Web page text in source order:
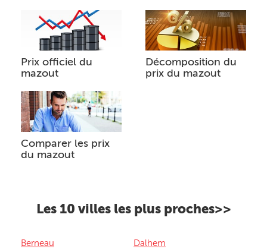
Prix officiel du
mazout
Décomposition du
prix du mazout
Comparer les prix
du mazout
Les 10 villes les plus proches>>
Berneau
Dalhem